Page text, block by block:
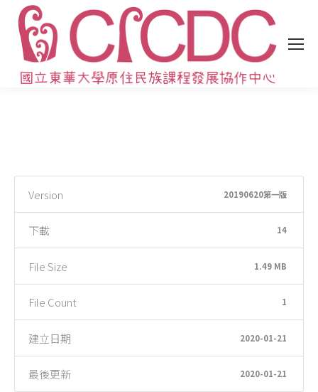
Version 20190620第一版
下載 14
File Size 1.49 MB
File Count 1
建立日期 2020-01-21
最後更新 2020-01-21